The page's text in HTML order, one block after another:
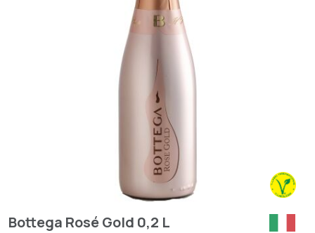
Bottega Rosé Gold 0,2 L